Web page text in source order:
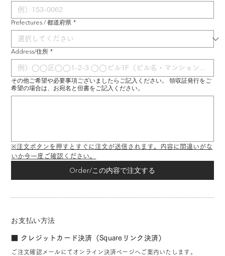
Prefectures / 都道府県 *
Address/住所 *
その他ご希望や必要事項ございましたらご記入ください。 領収証発行をご
希望の場合は、お宛名と但書をご記入ください。
※注文ボタンを押すとすぐに注文が送信されます。内容に間違いがな
いか今一度ご確認ください。
Order/この内容で注文する
お支払い方法
■ クレジットカード決済（Squareリンク決済）
ご注文確認メールにてオンライン決済ページへご案内いたします。